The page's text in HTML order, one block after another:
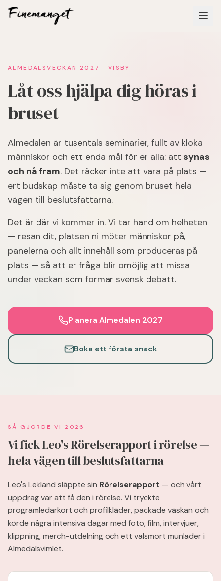
Hoppa till huvudinnehåll
ALMEDALSVECKAN 2027 · VISBY
Låt oss hjälpa dig höras i
bruset
Almedalen är tusentals seminarier, fullt av kloka
människor och ett enda mål för er alla: att synas
och nå fram. Det räcker inte att vara på plats —
ert budskap måste ta sig genom bruset hela
vägen till beslutsfattarna.
Det är där vi kommer in. Vi tar hand om helheten
— resan dit, platsen ni möter människor på,
panelerna och allt innehåll som produceras på
plats — så att er fråga blir omöjlig att missa
under veckan som formar svensk debatt.
Planera Almedalen 2027
Boka ett första snack
SÅ GJORDE VI 2026
Vi fick Leo's Rörelserapport i rörelse —
hela vägen till beslutsfattarna
Leo's Lekland släppte sin Rörelserapport — och vårt
uppdrag var att få den i rörelse. Vi tryckte
programledarkort och profilkläder, packade väskan och
körde några intensiva dagar med foto, film, intervjuer,
klippning, merch-utdelning och ett välsmort munläder i
Almedalsvimlet.